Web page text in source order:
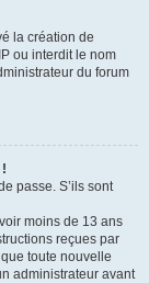
la création de
ou interdit le nom
du forum
passe. S’ils sont
moins de 13 ans
reçues par
toute nouvelle
administrateur avant